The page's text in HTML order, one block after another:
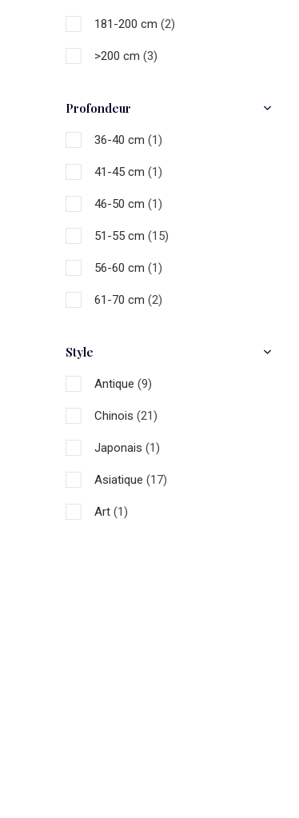
181-200 cm (2)
>200 cm (3)
Profondeur
36-40 cm (1)
41-45 cm (1)
46-50 cm (1)
51-55 cm (15)
56-60 cm (1)
61-70 cm (2)
Style
Antique (9)
Chinois (21)
Japonais (1)
Asiatique (17)
Art (1)